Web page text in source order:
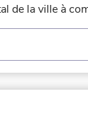
de la ville à